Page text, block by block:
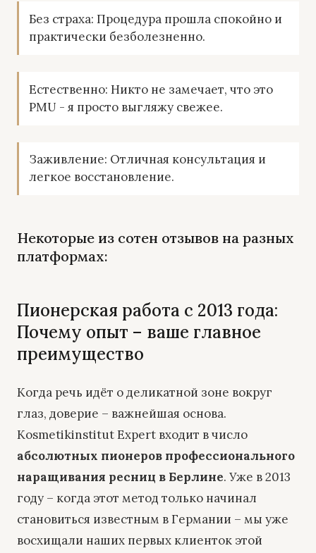
Без страха: Процедура прошла спокойно и
практически безболезненно.
Естественно: Никто не замечает, что это
PMU - я просто выгляжу свежее.
Заживление: Отличная консультация и
легкое восстановление.
Некоторые из сотен отзывов на разных
платформах:
Пионерская работа с 2013 года:
Почему опыт – ваше главное
преимущество
Когда речь идёт о деликатной зоне вокруг
глаз, доверие – важнейшая основа.
Kosmetikinstitut Expert входит в число
абсолютных пионеров профессионального
наращивания ресниц в Берлине. Уже в 2013
году – когда этот метод только начинал
становиться известным в Германии – мы уже
восхищали наших первых клиенток этой